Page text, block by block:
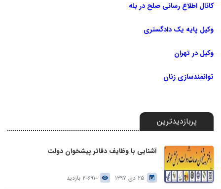
کانال اطلاع رسانی صلح در بله
وکیل پایه یک دادگستری
وکیل در تهران
توانمندسازی زنان
پربازدیدترین
آشنایی با وظایف دفاتر پیشخوان دولت
25 دی 1397 206910 بازدید